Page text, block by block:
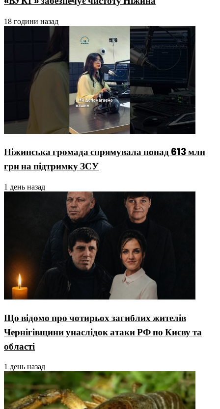
18 години назад
Ніжинська громада спрямувала понад 613 млн
грн на підтримку ЗСУ
1 день назад
Що відомо про чотирьох загиблих жителів
Чернігівщини унаслідок атаки РФ по Києву та
області
1 день назад